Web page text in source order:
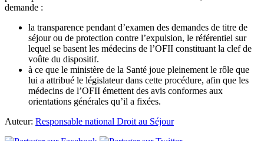
demande :
la transparence pendant d’examen des demandes de titre de
séjour ou de protection contre l’expulsion, le référentiel sur
lequel se basent les médecins de l’OFII constituant la clef de
voûte du dispositif.
à ce que le ministère de la Santé joue pleinement le rôle que
lui a attribué le législateur dans cette procédure, afin que les
médecins de l’OFII émettent des avis conformes aux
orientations générales qu’il a fixées.
Auteur: Responsable national Droit au Séjour